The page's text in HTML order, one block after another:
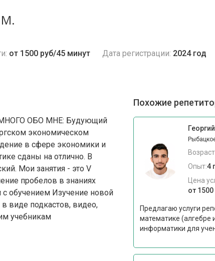
М.
от 1500 руб/45 минут Дата регистрации: 2024 год
ОБО МНЕ: Будующий
экономическом
в сфере экономики и
сданы на отлично. В
Мои занятия - это V
пробелов в знаниях
обучением Изучение новой
виде подкастов, видео,
учебникам
Похожие
Опыт:4
Цена
от
Предлагаю услуги
математике (алгебре
информатики для